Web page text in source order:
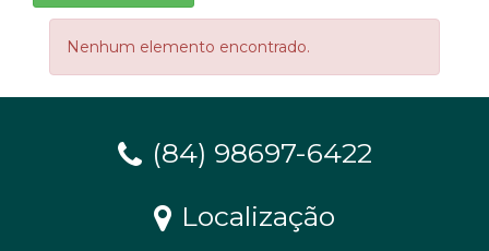
Nenhum elemento encontrado.
(84) 98697-6422
Localização